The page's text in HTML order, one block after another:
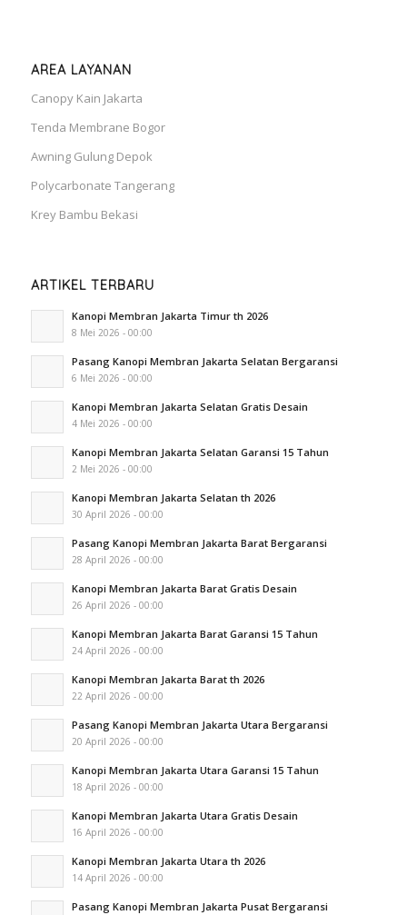
AREA LAYANAN
Canopy Kain Jakarta
Tenda Membrane Bogor
Awning Gulung Depok
Polycarbonate Tangerang
Krey Bambu Bekasi
ARTIKEL TERBARU
Kanopi Membran Jakarta Timur th 2026
8 Mei 2026 - 00:00
Pasang Kanopi Membran Jakarta Selatan Bergaransi
6 Mei 2026 - 00:00
Kanopi Membran Jakarta Selatan Gratis Desain
4 Mei 2026 - 00:00
Kanopi Membran Jakarta Selatan Garansi 15 Tahun
2 Mei 2026 - 00:00
Kanopi Membran Jakarta Selatan th 2026
30 April 2026 - 00:00
Pasang Kanopi Membran Jakarta Barat Bergaransi
28 April 2026 - 00:00
Kanopi Membran Jakarta Barat Gratis Desain
26 April 2026 - 00:00
Kanopi Membran Jakarta Barat Garansi 15 Tahun
24 April 2026 - 00:00
Kanopi Membran Jakarta Barat th 2026
22 April 2026 - 00:00
Pasang Kanopi Membran Jakarta Utara Bergaransi
20 April 2026 - 00:00
Kanopi Membran Jakarta Utara Garansi 15 Tahun
18 April 2026 - 00:00
Kanopi Membran Jakarta Utara Gratis Desain
16 April 2026 - 00:00
Kanopi Membran Jakarta Utara th 2026
14 April 2026 - 00:00
Pasang Kanopi Membran Jakarta Pusat Bergaransi